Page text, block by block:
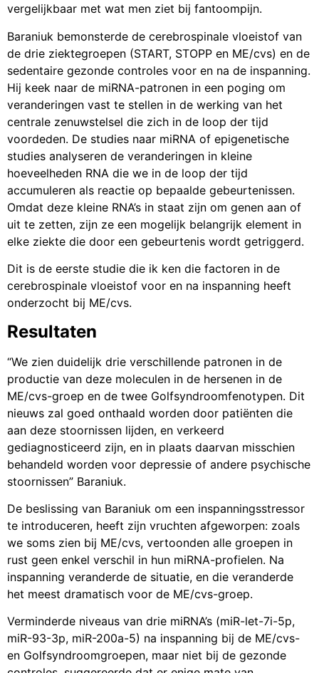
vergelijkbaar met wat men ziet bij fantoompijn.
Baraniuk bemonsterde de cerebrospinale vloeistof van
de drie ziektegroepen (START, STOPP en ME/cvs) en de
sedentaire gezonde controles voor en na de inspanning.
Hij keek naar de miRNA-patronen in een poging om
veranderingen vast te stellen in de werking van het
centrale zenuwstelsel die zich in de loop der tijd
voordeden. De studies naar miRNA of epigenetische
studies analyseren de veranderingen in kleine
hoeveelheden RNA die we in de loop der tijd
accumuleren als reactie op bepaalde gebeurtenissen.
Omdat deze kleine RNA’s in staat zijn om genen aan of
uit te zetten, zijn ze een mogelijk belangrijk element in
elke ziekte die door een gebeurtenis wordt getriggerd.
Dit is de eerste studie die ik ken die factoren in de
cerebrospinale vloeistof voor en na inspanning heeft
onderzocht bij ME/cvs.
Resultaten
“We zien duidelijk drie verschillende patronen in de
productie van deze moleculen in de hersenen in de
ME/cvs-groep en de twee Golfsyndroomfenotypen. Dit
nieuws zal goed onthaald worden door patiënten die
aan deze stoornissen lijden, en verkeerd
gediagnosticeerd zijn, en in plaats daarvan misschien
behandeld worden voor depressie of andere psychische
stoornissen” Baraniuk.
De beslissing van Baraniuk om een inspanningsstressor
te introduceren, heeft zijn vruchten afgeworpen: zoals
we soms zien bij ME/cvs, vertoonden alle groepen in
rust geen enkel verschil in hun miRNA-profielen. Na
inspanning veranderde de situatie, en die veranderde
het meest dramatisch voor de ME/cvs-groep.
Verminderde niveaus van drie miRNA’s (miR-let-7i-5p,
miR-93-3p, miR-200a-5) na inspanning bij de ME/cvs-
en Golfsyndroomgroepen, maar niet bij de gezonde